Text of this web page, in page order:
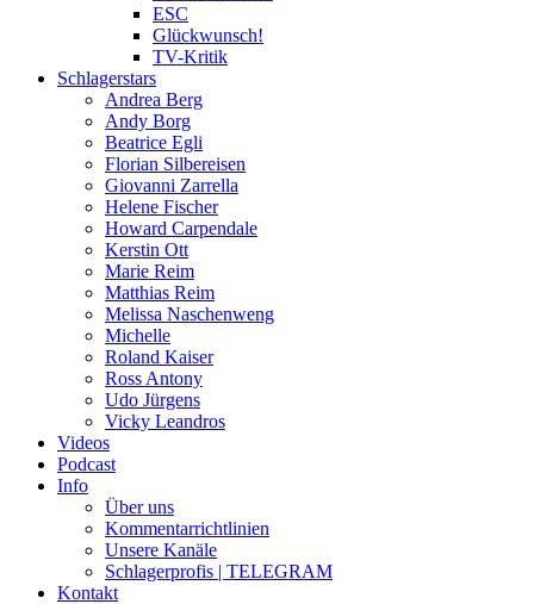
ESC
Glückwunsch!
TV-Kritik
Schlagerstars
Andrea Berg
Andy Borg
Beatrice Egli
Florian Silbereisen
Giovanni Zarrella
Helene Fischer
Howard Carpendale
Kerstin Ott
Marie Reim
Matthias Reim
Melissa Naschenweng
Michelle
Roland Kaiser
Ross Antony
Udo Jürgens
Vicky Leandros
Videos
Podcast
Info
Über uns
Kommentarrichtlinien
Unsere Kanäle
Schlagerprofis | TELEGRAM
Kontakt